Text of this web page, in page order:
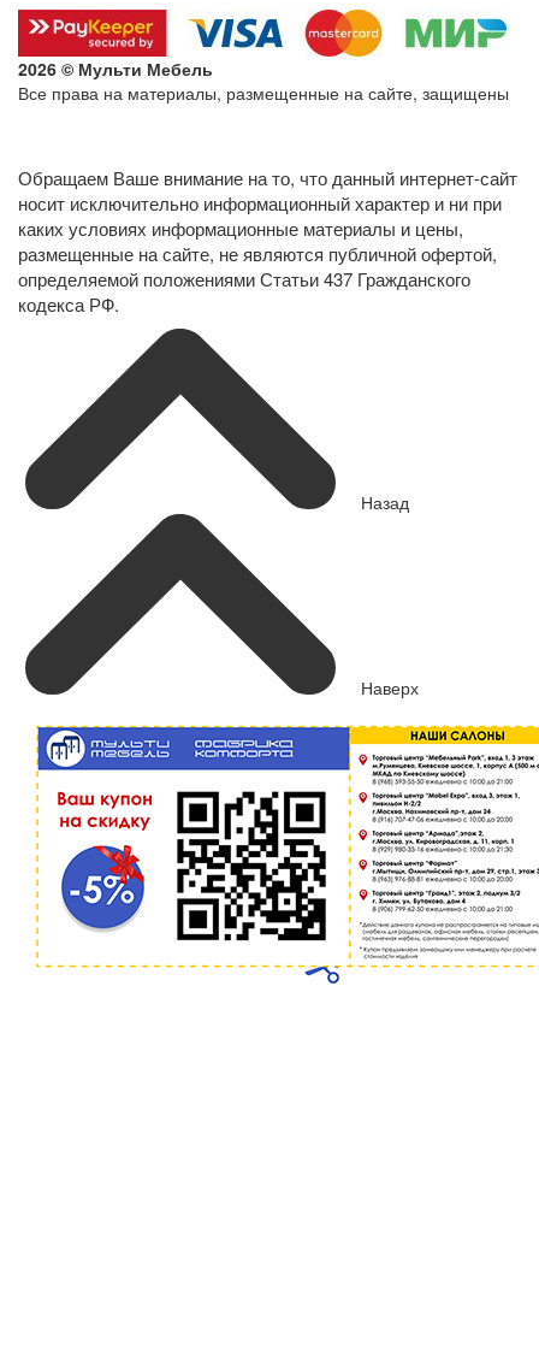
2026 © Мульти Мебель
Все права на материалы, размещенные на сайте, защищены
Обращаем Ваше внимание на то, что данный интернет-сайт
носит исключительно информационный характер и ни при
каких условиях информационные материалы и цены,
размещенные на сайте, не являются публичной офертой,
определяемой положениями Статьи 437 Гражданского
кодекса РФ.
Назад
Наверх